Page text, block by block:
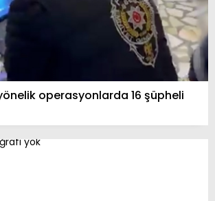
operasyonlarda 16 şüpheli